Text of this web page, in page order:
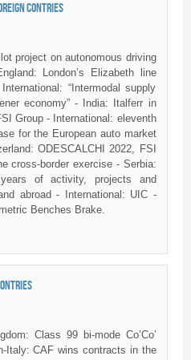
CONTRIES
project on autonomous driving
London’s Elizabeth line
“Intermodal supply
economy” - India: Italferr in
Group - International: eleventh
for the European auto market
ODESCALCHI 2022, FSI
cross-border exercise - Serbia:
of activity, projects and
abroad - International: UIC -
Benches Brake.
Class 99 bi-mode Co’Co’
Italy: CAF wins contracts in the